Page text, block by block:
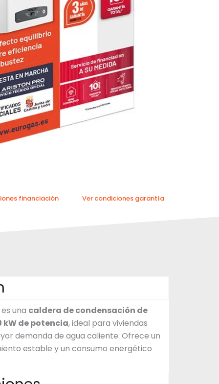
financiación Ver condiciones garantía
es una caldera de condensación de
kW de potencia, ideal para viviendas
demanda de agua caliente. Ofrece un
estable y un consumo energético